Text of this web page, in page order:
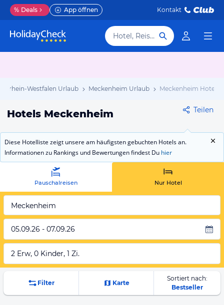
% Deals App öffnen Kontakt
Hotel, Reiseziel
Westfalen Urlaub Meckenheim Urlaub Meckenheim Hotels
Hotels Meckenheim Teilen
Diese Hotelliste zeigt unsere am häufigsten gebuchten Hotels an.
Informationen zu Rankings und Bewertungen findest Du hier
Pauschalreisen Nur Hotel
Meckenheim
05.09.26 - 07.09.26
2 Erw, 0 Kinder, 1 Zi.
Filter Karte
Sortiert nach:
Bestseller